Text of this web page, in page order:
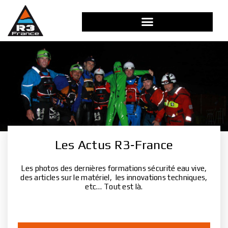
contenu
Les Actus R3‑France
Les photos des dernières formations sécurité eau vive,
des articles sur le matériel, les innovations techniques,
etc… Tout est là.